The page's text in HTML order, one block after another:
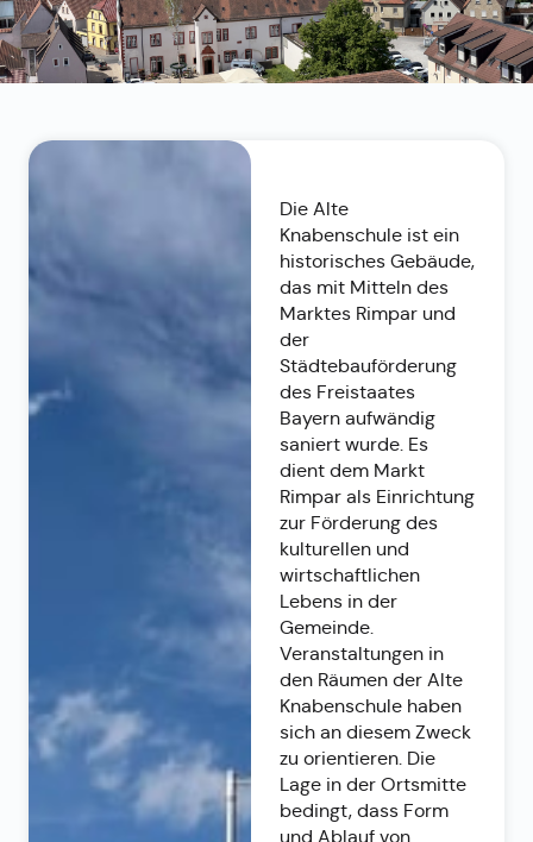
Die Alte
Knabenschule ist ein
historisches Gebäude,
das mit Mitteln des
Marktes Rimpar und
der
Städtebauförderung
des Freistaates
Bayern aufwändig
saniert wurde. Es
dient dem Markt
Rimpar als Einrichtung
zur Förderung des
kulturellen und
wirtschaftlichen
Lebens in der
Gemeinde.
Veranstaltungen in
den Räumen der Alte
Knabenschule haben
sich an diesem Zweck
zu orientieren. Die
Lage in der Ortsmitte
bedingt, dass Form
und Ablauf von